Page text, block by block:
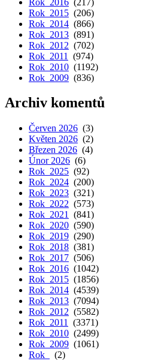
Rok 2015 (206)
Rok 2014 (866)
Rok 2013 (891)
Rok 2012 (702)
Rok 2011
(974)
Rok 2010 (1192)
Rok 2009 (836)
Archiv komentů
Červen 2026 (3)
Květen 2026 (2)
Březen 2026 (4)
Únor 2026 (6)
Rok 2025 (92)
Rok 2024 (200)
Rok 2023 (321)
Rok 2022 (573)
Rok 2021
(841)
Rok 2020 (590)
Rok 2019 (290)
Rok 2018 (381)
Rok 2017 (506)
Rok 2016 (1042)
Rok 2015 (1856)
Rok 2014 (4539)
Rok 2013 (7094)
Rok 2012 (5582)
Rok 2011
(3371)
Rok 2010 (2499)
Rok 2009 (1061)
Rok
(2)